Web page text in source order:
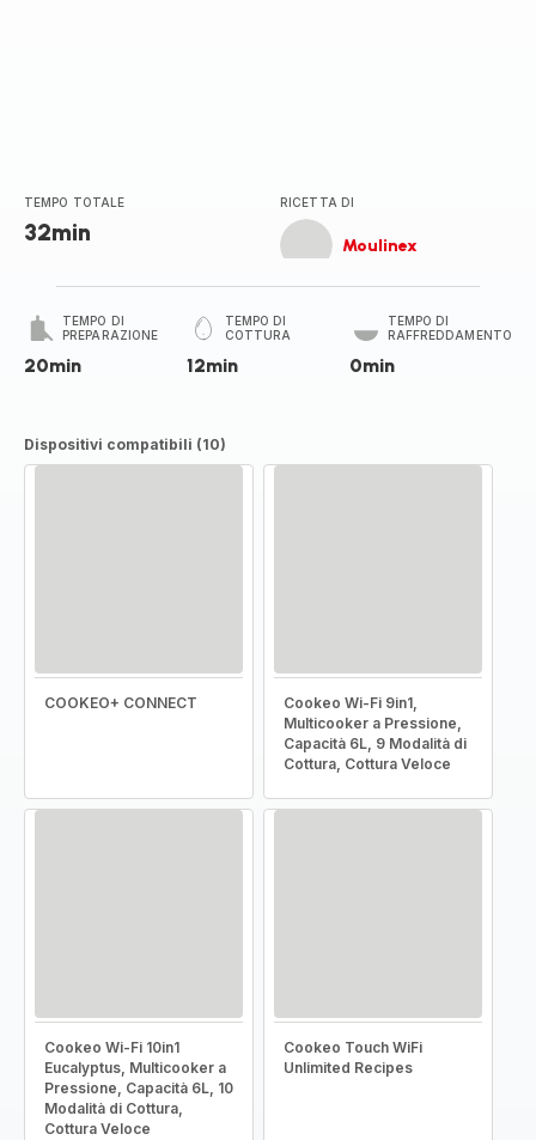
TEMPO TOTALE
32min
RICETTA DI
Moulinex
TEMPO DI
PREPARAZIONE
20min
TEMPO DI
COTTURA
12min
TEMPO DI
RAFFREDDAMENTO
0min
Dispositivi compatibili (10)
COOKEO+ CONNECT
Cookeo Wi-Fi 9in1,
Multicooker a Pressione,
Capacità 6L, 9 Modalità di
Cottura, Cottura Veloce
Cookeo Wi-Fi 10in1
Eucalyptus, Multicooker a
Pressione, Capacità 6L, 10
Modalità di Cottura,
Cottura Veloce
Cookeo Touch WiFi
Unlimited Recipes